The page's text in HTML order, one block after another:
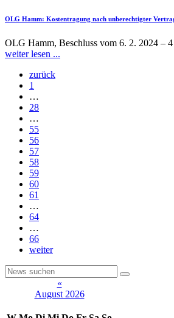
OLG Hamm: Kostentragung nach unberechtigter
OLG Hamm, Beschluss vom 6. 2. 2024 –
weiter lesen ...
zurück
1
…
28
…
55
56
57
58
59
60
61
…
64
…
66
weiter
«
August 2026